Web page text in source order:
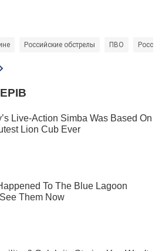
Российские обстрелы ПВО